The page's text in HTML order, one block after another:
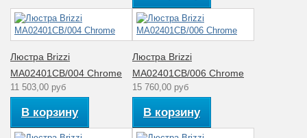
Люстра Brizzi
MA02401CB/004 Chrome
11 503,00 руб
В корзину
Люстра Brizzi
MA02401CB/006 Chrome
15 760,00 руб
В корзину